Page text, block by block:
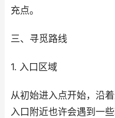
充点。
三、寻觅路线
1. 入口区域
从初始进入点开始，沿
入口附近也许会遇到一些